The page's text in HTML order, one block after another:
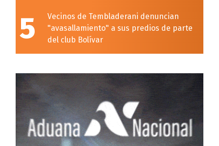
5
Vecinos de Tembladerani denuncian
"avasallamiento" a sus predios de parte
del club Bolívar